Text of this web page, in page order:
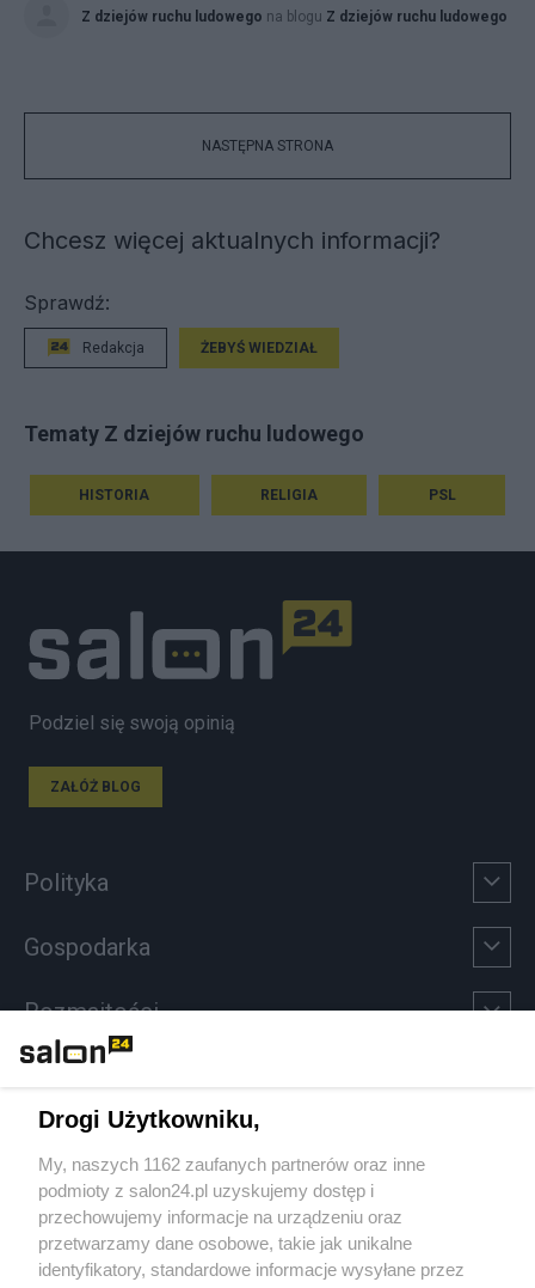
Z dziejów ruchu ludowego na blogu Z dziejów ruchu ludowego
NASTĘPNA STRONA
Chcesz więcej aktualnych informacji?
Sprawdź:
Redakcja ŻEBYŚ WIEDZIAŁ
Tematy Z dziejów ruchu ludowego
HISTORIA RELIGIA PSL
Podziel się swoją opinią
ZAŁÓŻ BLOG
Polityka
Gospodarka
Rozmaitości
Sport
Społeczeństwo
Kultura
Drogi Użytkowniku,
My, naszych 1162 zaufanych partnerów oraz inne
podmioty z salon24.pl uzyskujemy dostęp i
przechowujemy informacje na urządzeniu oraz
przetwarzamy dane osobowe, takie jak unikalne
identyfikatory, standardowe informacje wysyłane przez